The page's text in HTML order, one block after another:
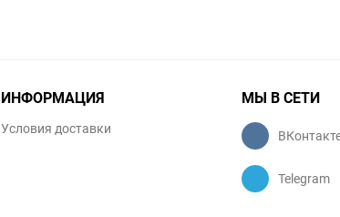
ИНФОРМАЦИЯ
Условия доставки
МЫ В СЕТИ
Telegram